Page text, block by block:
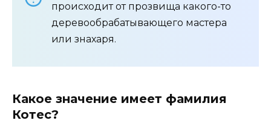
происходит от прозвища какого-то
деревообрабатывающего мастера
или знахаря.
Какое значение имеет фамилия
Котес?